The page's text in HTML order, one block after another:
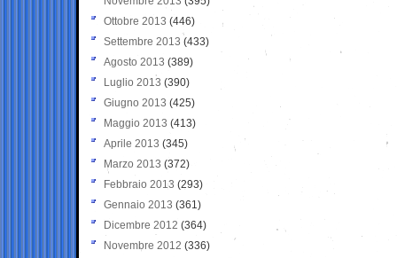
Ottobre 2013 (446)
Settembre 2013 (433)
Agosto 2013 (389)
Luglio 2013 (390)
Giugno 2013 (425)
Maggio 2013 (413)
Aprile 2013 (345)
Marzo 2013 (372)
Febbraio 2013 (293)
Gennaio 2013 (361)
Dicembre 2012 (364)
Novembre 2012 (336)